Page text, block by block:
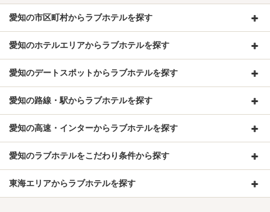
愛知の市区町村からラブホテルを探す
愛知のホテルエリアからラブホテルを探す
愛知のデートスポットからラブホテルを探す
愛知の路線・駅からラブホテルを探す
愛知の高速・インターからラブホテルを探す
愛知のラブホテルをこだわり条件から探す
東海エリアからラブホテルを探す